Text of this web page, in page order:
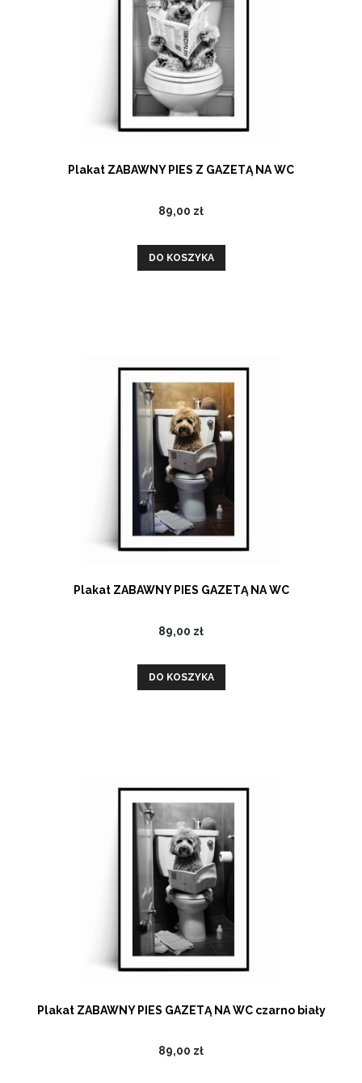
Plakat ZABAWNY PIES Z GAZETĄ NA WC
89,00 zł
DO KOSZYKA
Plakat ZABAWNY PIES GAZETĄ NA WC
89,00 zł
DO KOSZYKA
Plakat ZABAWNY PIES GAZETĄ NA WC czarno biały
89,00 zł